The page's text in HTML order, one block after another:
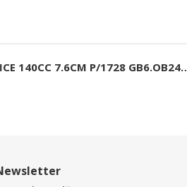
140CC 7.6CM P/1728